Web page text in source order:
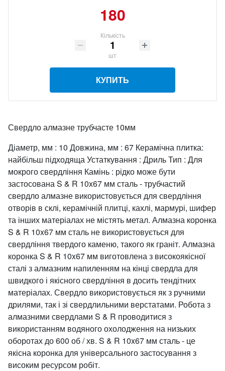
180
Кількість
шт
КУПИТЬ
Свердло алмазне трубчасте 10мм
Діаметр, мм : 10 Довжина, мм : 67 Керамічна плитка:
найбільш підходяща Устаткування : Дриль Тип : Для
мокрого свердління Камінь : рідко може бути
застосована S & R 10x67 мм сталь - трубчастий
свердло алмазне використовується для свердління
отворів в склі, керамічній плитці, кахлі, мармурі, шифер
та інших матеріалах не містять метал. Алмазна коронка
S & R 10x67 мм сталь не використовується для
свердління твердого каменю, такого як граніт. Алмазна
коронка S & R 10x67 мм виготовлена з високоякісної
сталі з алмазним напиленням на кінці свердла для
швидкого і якісного свердління в досить тендітних
матеріалах. Свердло використовується як з ручними
дрилями, так і зі свердлильними верстатами. Робота з
алмазними свердлами S & R проводитися з
використанням водяного охолодження на низьких
оборотах до 600 об / хв. S & R 10x67 мм сталь - це
якісна коронка для універсального застосування з
високим ресурсом робіт.